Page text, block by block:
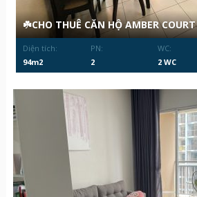
☘️CHO THUÊ CĂN HỘ AMBER
Diện tích:
94m2
PN:
2
WC:
2 WC